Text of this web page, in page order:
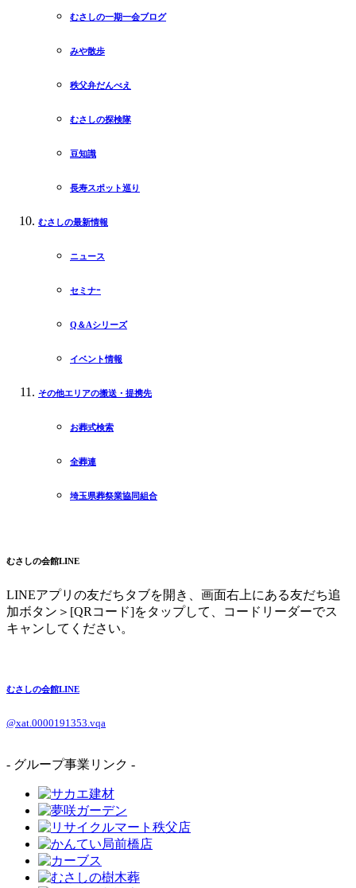
むさしの一期一会ブログ
みや散歩
秩父弁だんべえ
むさしの探検隊
豆知識
長寿スポット巡り
むさしの最新情報
ニュース
セミナｰ
Q＆Aシリーズ
イベント情報
その他エリアの搬送・提携先
お葬式検索
全葬連
埼玉県葬祭業協同組合
むさしの会館LINE
LINEアプリの友だちタブを開き、画面右上にある友だち追
加ボタン＞[QRコード]をタップして、コードリーダーでス
キャンしてください。
むさしの会館LINE
@xat.0000191353.vqa
- グループ事業リンク -